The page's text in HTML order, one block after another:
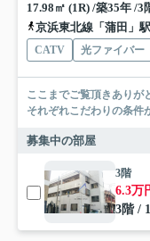
17.98㎡ (1R) /築35年 /3
京浜東北線「蒲田」
CATV 光ファイバー
ここまでご覧頂きありがとうございます。
それぞれこだわりの条件
募集中の部屋
3階
6.3万
3階 /